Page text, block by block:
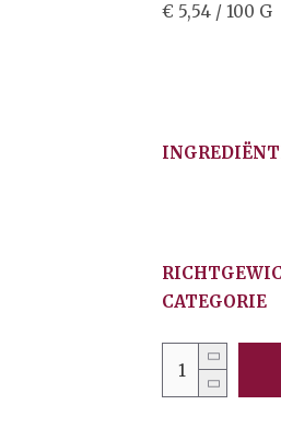
€ 5,54 / 100 G
CATEGORIE